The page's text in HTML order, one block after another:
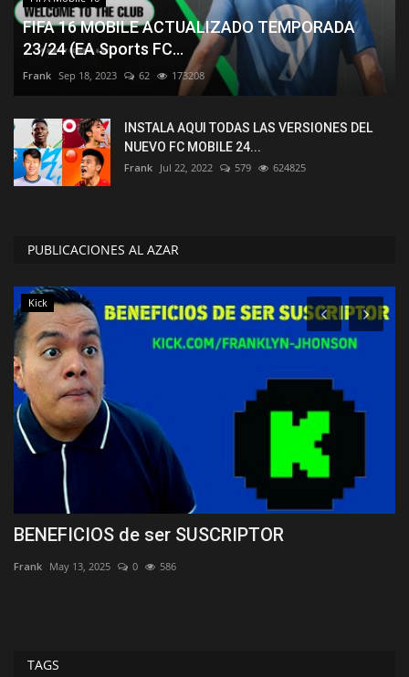
FIFA 16 MOBILE ACTUALIZADO TEMPORADA
23/24 (EA Sports FC...
Frank Sep 18, 2023 62 173208
INSTALA AQUI TODAS LAS VERSIONES DEL
NUEVO FC MOBILE 24...
Frank Jul 22, 2022 579 624825
PUBLICACIONES AL AZAR
Kick
BENEFICIOS de ser SUSCRIPTOR
Frank May 13, 2025 0 586
TAGS